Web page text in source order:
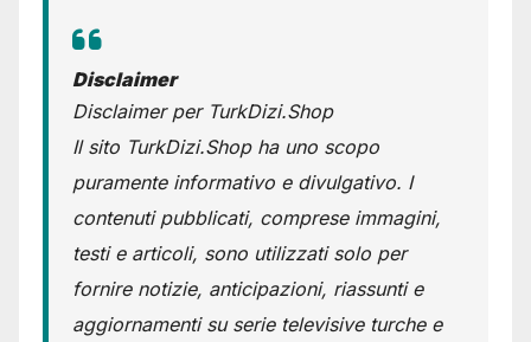
Disclaimer
Disclaimer per TurkDizi.Shop
Il sito TurkDizi.Shop ha uno scopo
puramente informativo e divulgativo. I
contenuti pubblicati, comprese immagini,
testi e articoli, sono utilizzati solo per
fornire notizie, anticipazioni, riassunti e
aggiornamenti su serie televisive turche e